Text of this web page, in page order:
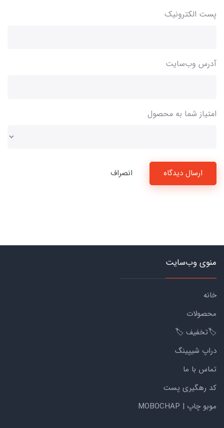
پست الکترونیک
آدرس وب‌سایت
امتیاز شما به محصول
ارسال دیدگاه انصراف
منوی وب‌سایت
خانه
محصولات
🏷️تخفیف 🏷️
دراپ شیپینگ
تماس با ما
کد رهگیری پست
موبو چاپ | MOBOCHAP